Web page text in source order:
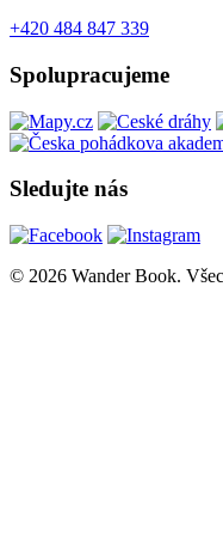
+420 484 847 339
Spolupracujeme
Sledujte nás
© 2026 Wander Book.